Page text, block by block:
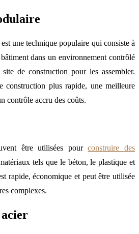
une technique populaire qui consiste à
dans un environnement contrôlé
de construction pour les assembler.
construction plus rapide, une meilleure
contrôle accru des coûts.
être utilisées pourconstruire des
tels que le béton, le plastique et
rapide, économique et peut être utilisée
complexes.